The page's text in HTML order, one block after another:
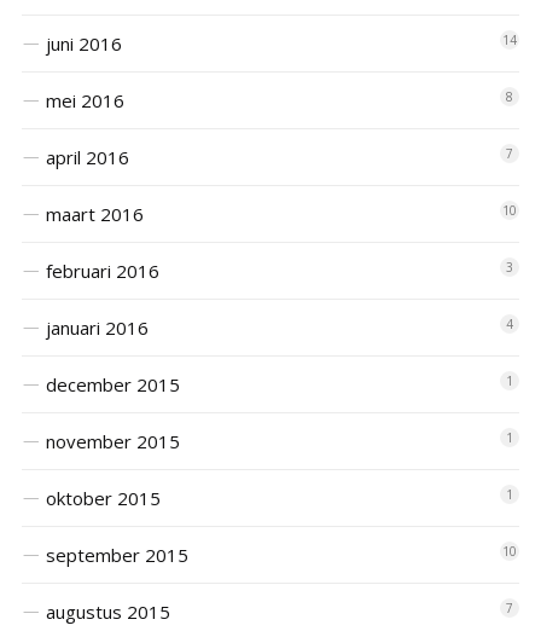
juni 2016 14
mei 2016 8
april 2016 7
maart 2016 10
februari 2016 3
januari 2016 4
december 2015 1
november 2015 1
oktober 2015 1
september 2015 10
augustus 2015 7